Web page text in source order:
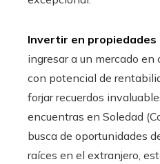
Invertir en propiedades
ingresar a un mercado
con potencial de
forjar recuerdos
encuentras en Soledad
busca de oportunidades
raíces en el extranjero,